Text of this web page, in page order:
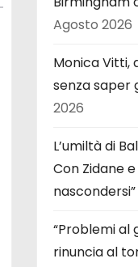
Agosto 2026
Monica Vitti,
senza saper
2026
L’umiltà di
Con Zidane
nascondersi”
“Problemi al
rinuncia al